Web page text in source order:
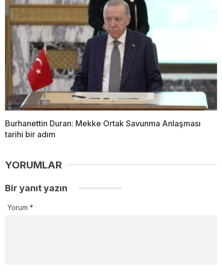
Burhanettin Duran: Mekke Ortak Savunma Anlaşması
tarihi bir adım
YORUMLAR
Bir yanıt yazın
Yorum *